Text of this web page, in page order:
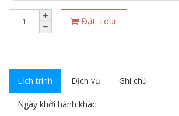
Đặt Tour
Lịch trình Dịch vụ Ghi chú
Ngày khởi hành khác